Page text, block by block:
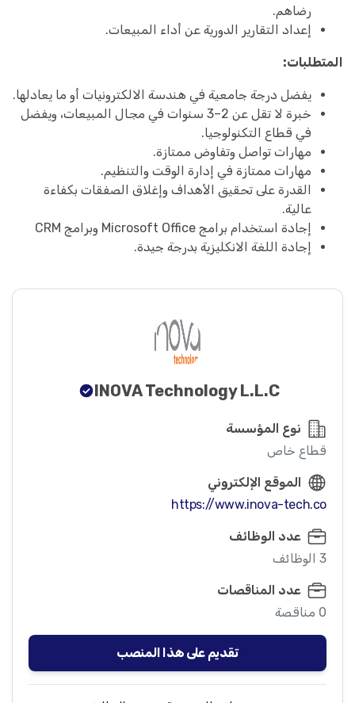
رضاهم.
إعداد التقارير الدورية عن أداء المبيعات.
المتطلبات:
يفضل درجة جامعية في هندسة الالكترونيات أو ما يعادلها.
خبرة لا تقل عن 2–3 سنوات في مجال المبيعات، ويفضل
في قطاع التكنولوجيا.
مهارات تواصل وتفاوض ممتازة.
مهارات ممتازة في إدارة الوقت والتنظيم.
القدرة على تحقيق الأهداف وإغلاق الصفقات بكفاءة
عالية.
إجادة استخدام برامج Microsoft Office وبرامج CRM
إجادة اللغة الانكليزية بدرجة جيدة.
INOVA Technology L.L.C
نوع المؤسسة
قطاع خاص
الموقع الإلكتروني
https://www.inova-tech.co
عدد الوظائف
3 الوظائف
عدد المناقصات
0 مناقصة
تقديم على هذا المنصب